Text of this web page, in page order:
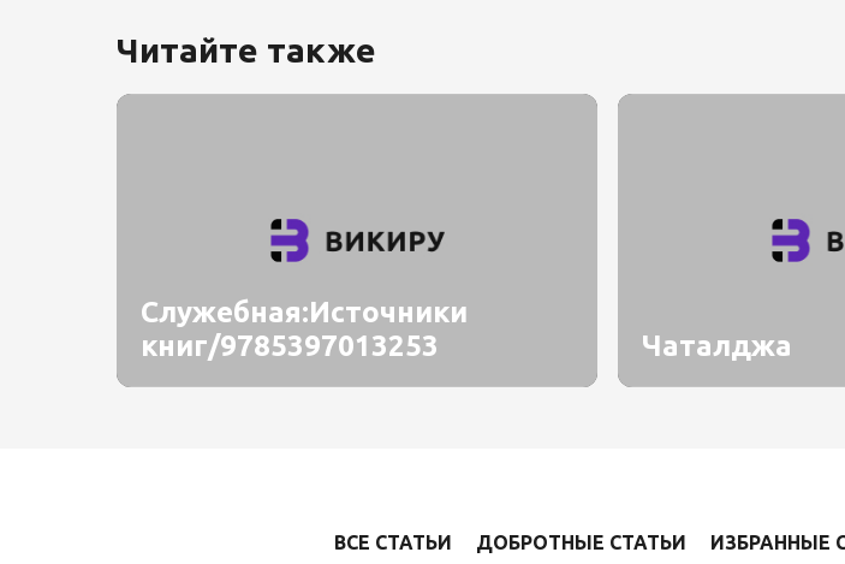
Читайте также
Служебная:Источники
книг/9785397013253
Чаталджа
ВСЕ СТАТЬИ ДОБРОТНЫЕ СТАТЬИ ИЗБРАННЫЕ